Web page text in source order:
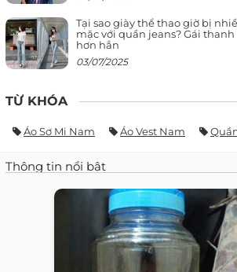
Tại sao giày thể thao giờ bị
mặc với quần jeans? Gái
hơn hẳn
03/07/2025
TỪ KHÓA
Áo Sơ Mi Nam Áo Vest Nam
Thông tin nổi bật